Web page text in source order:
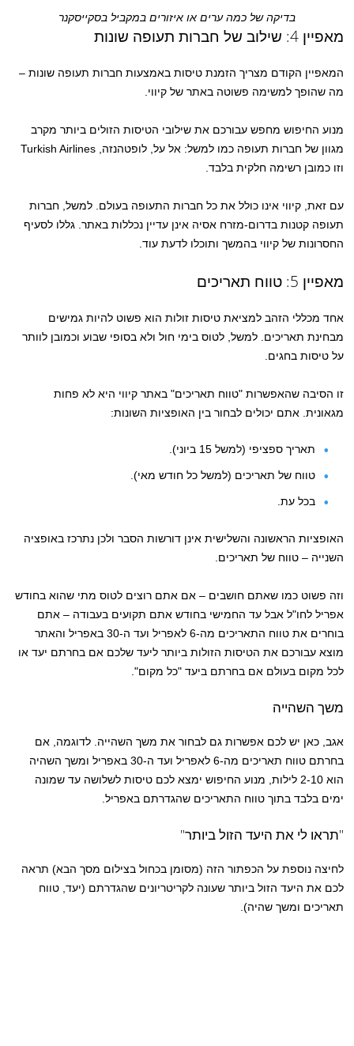
בדיקה של כמה ערים או איזורים במקביל בסקייסקנר
מאפיין 4: שילוב של חברות תעופה שונות
המאפיין הקודם מצריך הזמנת טיסות באמצעות חברות תעופה שונות –
מה שהופך למשימה פשוטה באתר של קיווי.
מנוע החיפוש מחפש עבורכם את שילובי הטיסות הזולים ביותר מקרב
מגוון של חברות תעופה כמו למשל: אל על, לופטהנזה, Turkish Airlines
וזו כמובן רשימה חלקית בלבד.
עם זאת, קיווי אינו כולל את כל חברות התעופה בעולם. למשל, חברות
תעופה קטנות בדרום-מזרח אסיה אינן עדיין נכללות באתר. גללו לסעיף
החסרונות של קיווי בהמשך ותוכלו לדעת עוד.
מאפיין 5: טווח תאריכים
אחד מכללי הזהב למציאת טיסות זולות הוא פשוט להיות גמישים
מבחינת תאריכים. למשל, לטוס בימי חול ולא בסופי שבוע וכמובן לוותר
על טיסות בחגים.
זו הסיבה שהאפשרות "טווח תאריכים" באתר קיווי היא לא פחות
מגאונית. אתם יכולים לבחור בין האופציות השונות:
תאריך ספציפי (למשל 15 ביוני).
טווח של תאריכים (למשל כל חודש מאי).
בכל עת.
האופציות הראשונה והשלישית אינן דורשות הסבר ולכן נתרכז באופציה
השנייה – טווח של תאריכים.
וזה פשוט כמו שאתם חושבים – אם אתם רוצים לטוס מתי שהוא בחודש
אפריל לחו"ל אבל עד החמישי בחודש אתם תקועים בעבודה – אתם
בוחרים את טווח התאריכים מה-6 לאפריל ועד ה-30 באפריל והאתר
מוצא עבורכם את הטיסות הזולות ביותר ליעד שלכם אם בחרתם יעד או
לכל מקום בעולם אם בחרתם ביעד "כל מקום".
משך השהייה
אגב, כאן יש לכם אפשרות גם לבחור את משך השהייה. לדוגמה, אם
בחרתם טווח תאריכים מה-6 לאפריל ועד ה-30 באפריל ומשך השהיה
הוא 2-10 לילות, מנוע החיפוש ימצא לכם טיסות לשלושה עד שמונה
ימים בלבד בתוך טווח התאריכים שהגדרתם באפריל.
"תראו לי את היעד הזול ביותר"
לחיצה נוספת על הכפתור הזה (מסומן בכחול בצילום מסך הבא) תראה
לכם את היעד הזול ביותר שעונה לקריטריונים שהגדרתם (יעד, טווח
תאריכים ומשך שהיה).